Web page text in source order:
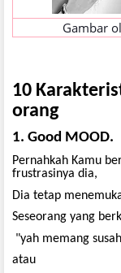
Gambar
10
orang
1. Good MOOD.
Pernahkah Kamu
frustrasinya dia,
Dia tetap
Seseorang yang
"yah memang
atau